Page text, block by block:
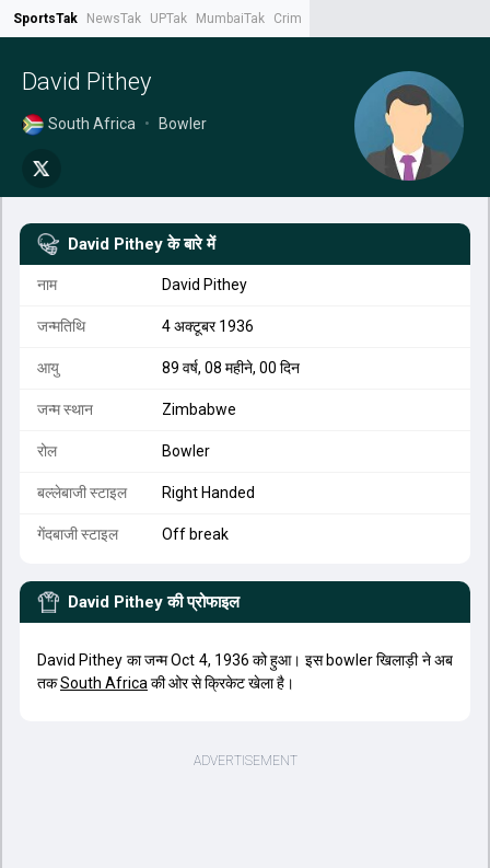
SportsTak NewsTak UPTak MumbaiTak CrimeTak
David Pithey
South Africa • Bowler
David Pithey के बारे में
नाम David Pithey
जन्मतिथि 4 अक्टूबर 1936
आयु 89 वर्ष, 08 महीने, 00 दिन
जन्म स्थान Zimbabwe
रोल Bowler
बल्लेबाजी स्टाइल Right Handed
गेंदबाजी स्टाइल Off break
David Pithey की प्रोफाइल
David Pithey का जन्म Oct 4, 1936 को हुआ। इस bowler खिलाड़ी ने अब
तकSouth Africa की ओर से क्रिकेट खेला है।